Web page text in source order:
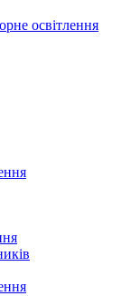
освітлення